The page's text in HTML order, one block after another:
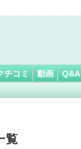
チコミ 動画 Q&A
覧